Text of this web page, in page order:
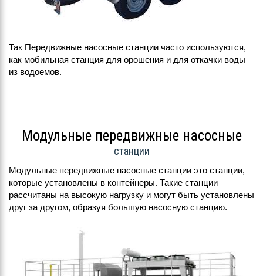
Так Передвижные насосные станции часто используются,
как мобильная станция для орошения и для откачки воды
из водоемов.
Модульные передвижные насосные
станции
Модульные передвижные насосные станции это станции,
которые установлены в контейнеры. Такие станции
рассчитаны на высокую нагрузку и могут быть установлены
друг за другом, образуя большую насосную станцию.